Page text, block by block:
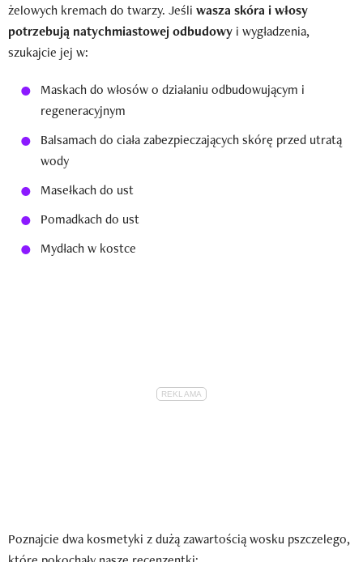
żelowych kremach do twarzy. Jeśli wasza skóra i włosy
potrzebują natychmiastowej odbudowy i wygładzenia,
szukajcie jej w:
Maskach do włosów o działaniu odbudowującym i
regeneracyjnym
Balsamach do ciała zabezpieczających skórę przed utratą
wody
Masełkach do ust
Pomadkach do ust
Mydłach w kostce
Poznajcie dwa kosmetyki z dużą zawartością wosku pszczelego,